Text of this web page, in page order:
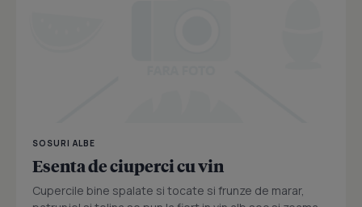
SOSURI ALBE
Esenta de ciuperci cu vin
Cupercile bine spalate si tocate si frunze de marar,